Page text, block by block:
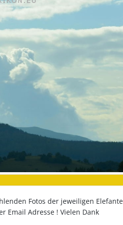
Fotos der jeweiligen
Email Adresse ! Vielen Dank